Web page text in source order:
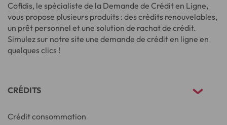
Cofidis, le spécialiste de la Demande de Crédit en Ligne,
vous propose plusieurs produits : des crédits renouvelables,
un prêt personnel et une solution de rachat de crédit.
Simulez sur notre site une demande de crédit en ligne en
quelques clics !
CRÉDITS
Crédit consommation